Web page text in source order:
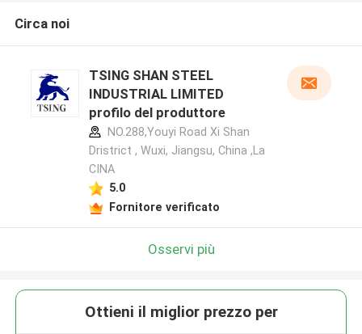
Circa noi
TSING SHAN STEEL
INDUSTRIAL LIMITED
profilo del produttore
NO.288,Youyi Road Xi Shan
Dristrict , Wuxi, Jiangsu, China ,La
CINA
5.0
Fornitore verificato
Osservi più
Ottieni il miglior prezzo per